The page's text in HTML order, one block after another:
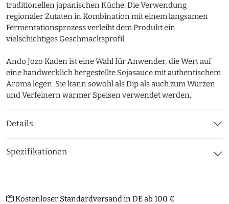
traditionellen japanischen Küche. Die Verwendung
regionaler Zutaten in Kombination mit einem langsamen
Fermentationsprozess verleiht dem Produkt ein
vielschichtiges Geschmacksprofil.
Ando Jozo Kaden ist eine Wahl für Anwender, die Wert auf
eine handwerklich hergestellte Sojasauce mit authentischem
Aroma legen. Sie kann sowohl als Dip als auch zum Würzen
und Verfeinern warmer Speisen verwendet werden.
Details
Spezifikationen
Kostenloser Standardversand in DE ab 100 €